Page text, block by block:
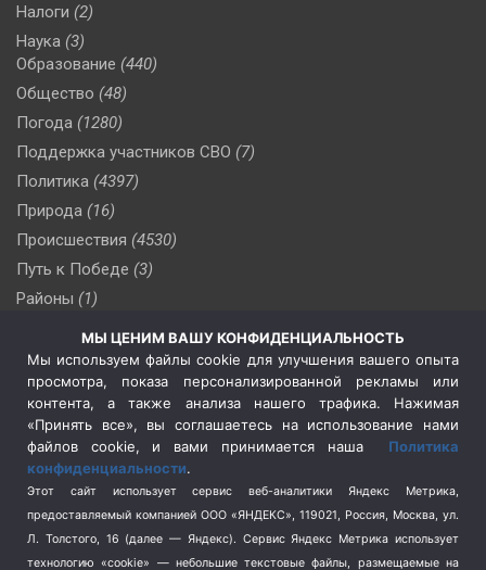
Налоги (2)
Наука (3)
Образование (440)
Общество (48)
Погода (1280)
Поддержка участников СВО (7)
Политика (4397)
Природа (16)
Происшествия (4530)
Путь к Победе (3)
Районы (1)
(510)
Сельское хозяйство (3)
Социальная политика
(3)
Спецоперация в Украине
Спецоперация на Украине
(404)
Спорт (740)
Терроризм (1)
Транспорт (262)
МЫ ЦЕНИМ ВАШУ КОНФИДЕНЦИАЛЬНОСТЬ
Мы используем файлы cookie для улучшения вашего опыта
просмотра, показа персонализированной рекламы или
контента, а также анализа нашего трафика. Нажимая
«Принять все», вы соглашаетесь на использование нами
файлов cookie, и вами принимается наша Политика
конфиденциальности.
Этот сайт использует сервис веб-аналитики Яндекс Метрика,
предоставляемый компанией ООО «ЯНДЕКС», 119021, Россия, Москва, ул.
Л. Толстого, 16 (далее — Яндекс). Сервис Яндекс Метрика использует
технологию «cookie» — небольшие текстовые файлы, размещаемые на